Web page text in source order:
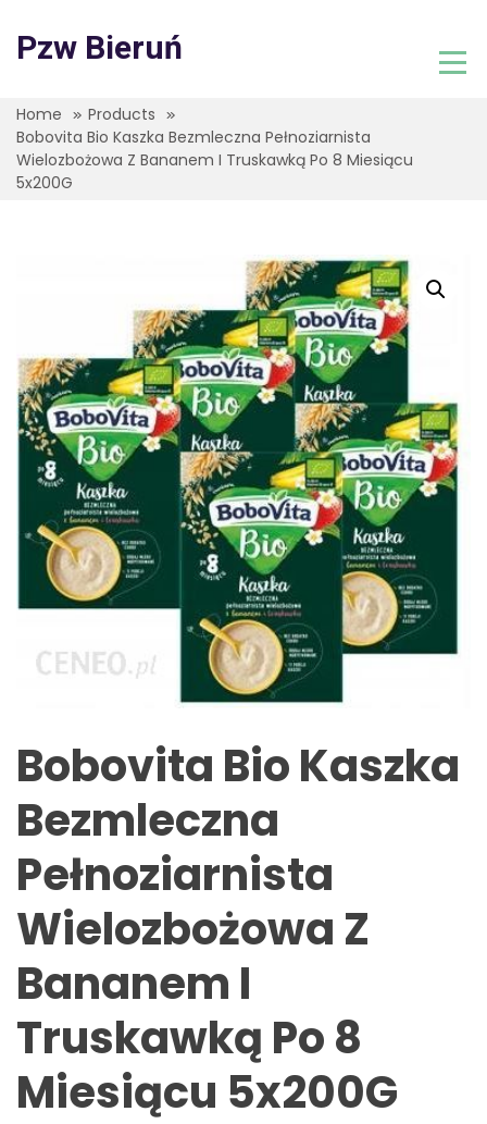
content
Pzw Bieruń
Home
Products
Bobovita Bio Kaszka Bezmleczna Pełnoziarnista
Wielozbożowa Z Bananem I Truskawką Po 8 Miesiącu
5x200G
Bobovita Bio Kaszka
Bezmleczna
Pełnoziarnista
Wielozbożowa Z
Bananem I
Truskawką Po 8
Miesiącu 5x200G